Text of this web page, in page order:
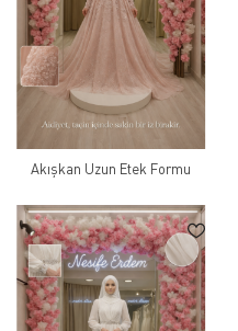
Akışkan Uzun Etek Formu